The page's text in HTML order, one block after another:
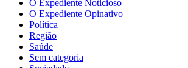
O Expediente Noticioso
O Expediente Opinativo
Política
Região
Saúde
Sem categoria